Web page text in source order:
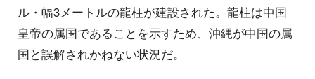
ル・幅3メートルの龍柱が建設された。龍柱は中国
皇帝の属国であることを示すため、沖縄が中国の属
国と誤解されかねない状況だ。